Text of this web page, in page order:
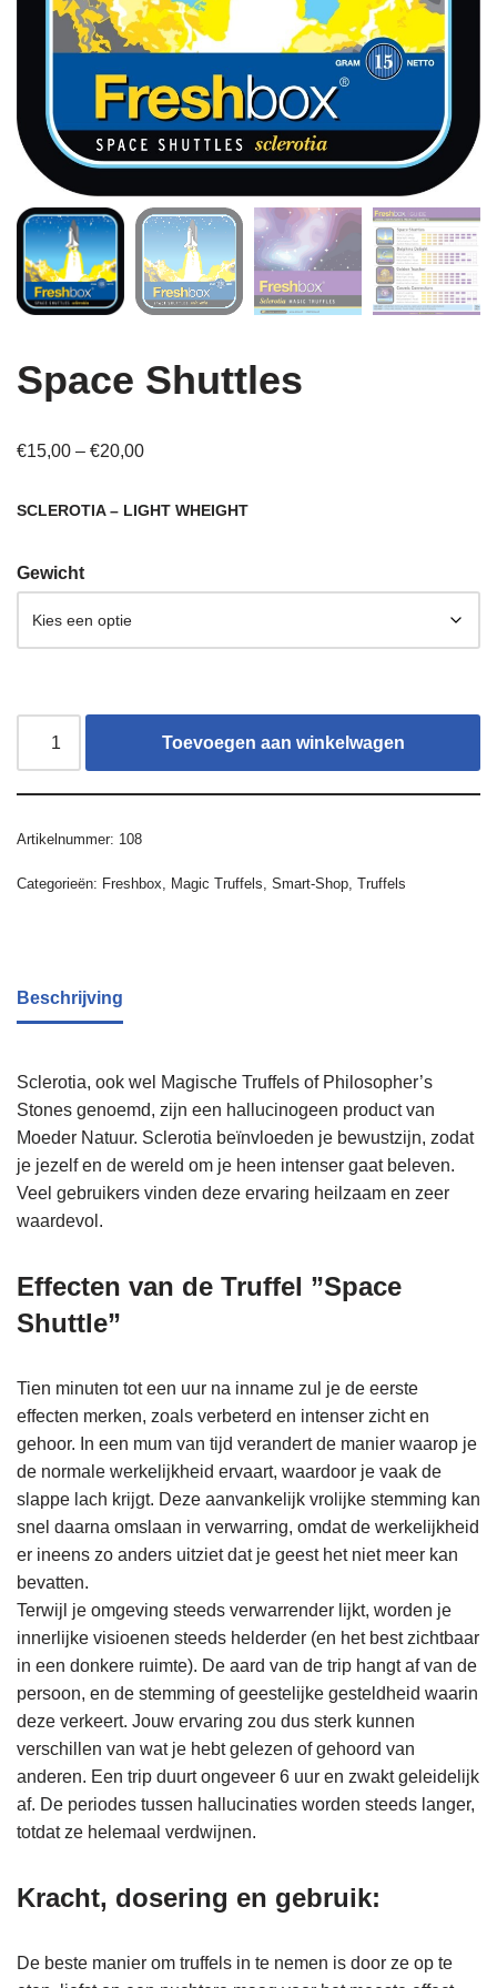
Space Shuttles
€15,00 – €20,00
SCLEROTIA – LIGHT WHEIGHT
Gewicht
Toevoegen aan winkelwagen
Artikelnummer: 108
Categorieën: Freshbox, Magic Truffels, Smart-Shop, Truffels
Beschrijving
Sclerotia, ook wel Magische Truffels of Philosopher’s
Stones genoemd, zijn een hallucinogeen product van
Moeder Natuur. Sclerotia beïnvloeden je bewustzijn, zodat
je jezelf en de wereld om je heen intenser gaat beleven.
Veel gebruikers vinden deze ervaring heilzaam en zeer
waardevol.
Effecten van de Truffel ”Space
Shuttle”
Tien minuten tot een uur na inname zul je de eerste
effecten merken, zoals verbeterd en intenser zicht en
gehoor. In een mum van tijd verandert de manier waarop je
de normale werkelijkheid ervaart, waardoor je vaak de
slappe lach krijgt. Deze aanvankelijk vrolijke stemming kan
snel daarna omslaan in verwarring, omdat de werkelijkheid
er ineens zo anders uitziet dat je geest het niet meer kan
bevatten.
Terwijl je omgeving steeds verwarrender lijkt, worden je
innerlijke visioenen steeds helderder (en het best zichtbaar
in een donkere ruimte). De aard van de trip hangt af van de
persoon, en de stemming of geestelijke gesteldheid waarin
deze verkeert. Jouw ervaring zou dus sterk kunnen
verschillen van wat je hebt gelezen of gehoord van
anderen. Een trip duurt ongeveer 6 uur en zwakt geleidelijk
af. De periodes tussen hallucinaties worden steeds langer,
totdat ze helemaal verdwijnen.
Kracht, dosering en gebruik:
De beste manier om truffels in te nemen is door ze op te